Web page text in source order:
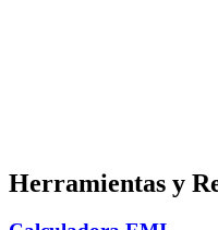
Herramientas y